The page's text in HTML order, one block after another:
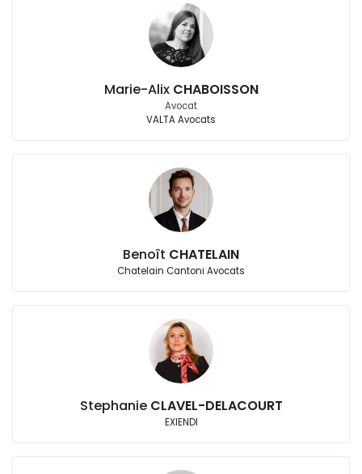
Marie-Alix CHABOISSON
Avocat
VALTA Avocats
Benoît CHATELAIN
Chatelain Cantoni Avocats
Stephanie CLAVEL-DELACOURT
EXIENDI